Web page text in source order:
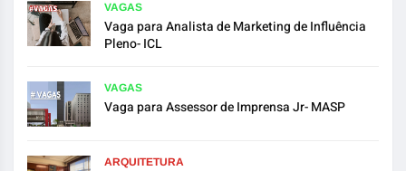
VAGAS
Vaga para Analista de Marketing de Influência
Pleno- ICL
VAGAS
Vaga para Assessor de Imprensa Jr- MASP
ARQUITETURA